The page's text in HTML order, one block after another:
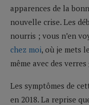
apparences de la
nouvelle crise. Les
nourris ; vous n’en
chez moi, où je mets
même avec des
Les symptômes de
en 2018. La reprise